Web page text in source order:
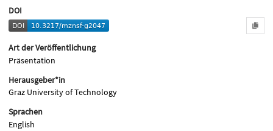
DOI
Art der Veröffentlichung
Präsentation
Herausgeber*in
Graz University of Technology
Sprachen
English